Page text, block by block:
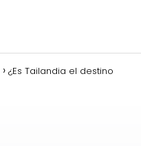
¿Es Tailandia el destino